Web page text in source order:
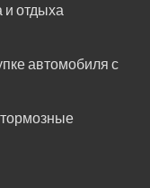
и отдыха
автомобиля с
тормозные